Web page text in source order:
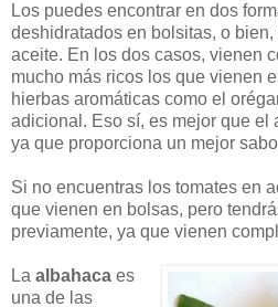
Los puedes encontrar en dos
deshidratados en bolsitas, o
aceite. En los dos casos, vienen
mucho más ricos los que vienen
hierbas aromáticas como el
adicional. Eso sí, es mejor que el
ya que proporciona un mejor
Si no encuentras los tomates en
que vienen en bolsas, pero
previamente, ya que vienen
La albahaca es
una de las